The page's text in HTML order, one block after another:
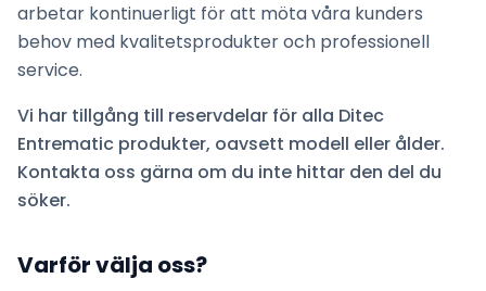
arbetar kontinuerligt för att möta våra kunders
behov med kvalitetsprodukter och professionell
service.
Vi har tillgång till reservdelar för alla Ditec
Entrematic produkter, oavsett modell eller ålder.
Kontakta oss gärna om du inte hittar den del du
söker.
Varför välja oss?